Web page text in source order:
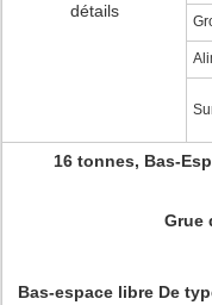
détails
16 tonnes, Bas-
Grue
Bas-espace libre De